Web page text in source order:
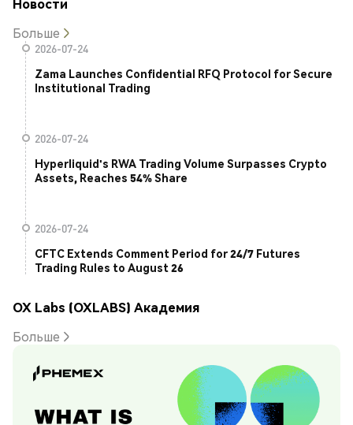
Новости
Больше
2026-07-24
Zama Launches Confidential RFQ Protocol for Secure
Institutional Trading
2026-07-24
Hyperliquid's RWA Trading Volume Surpasses Crypto
Assets, Reaches 54% Share
2026-07-24
CFTC Extends Comment Period for 24/7 Futures
Trading Rules to August 26
OX Labs (OXLABS) Академия
Больше